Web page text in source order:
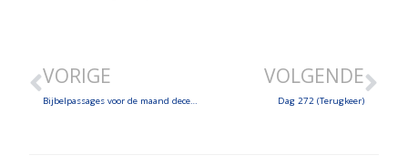
VORIGE
Bijbelpassages voor de maand december
VOLGENDE
Dag 272 (Terugkeer)